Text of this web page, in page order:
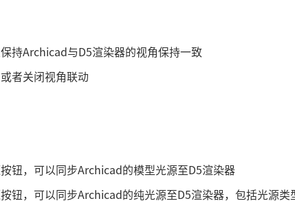
持Archicad与D5渲染器的视角保持一致
者关闭视角联动
钮，可以同步Archicad的模型光源至D5渲染器
钮，可以同步Archicad的纯光源至D5渲染器，包括光源类